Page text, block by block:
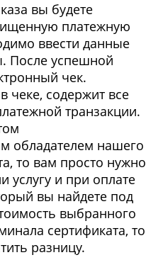
вы будете
платежную
ввести данные
После успешной
чек.
чеке, содержит все
транзакции.
обладателем нашего
то вам просто нужно
услугу и при оплате
вы найдете под
выбранного
сертификата, то
разницу.